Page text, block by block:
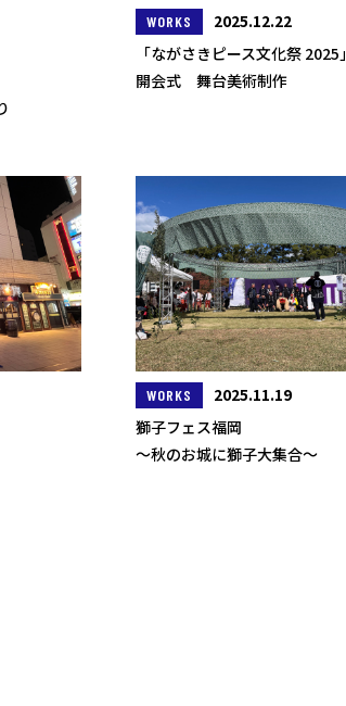
WORKS
2025.12.22
「ながさきピース文化祭 2025」
開会式 舞台美術制作
WORKS
2025.11.19
獅子フェス福岡
～秋のお城に獅子大集合～